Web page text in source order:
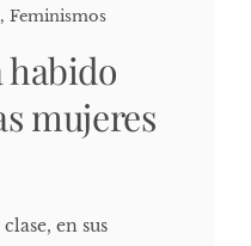
, Feminismos
habido
mujeres
en sus